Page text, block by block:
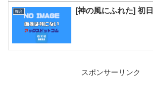
舞台 [神の風にふれた] 初日
スポンサーリンク